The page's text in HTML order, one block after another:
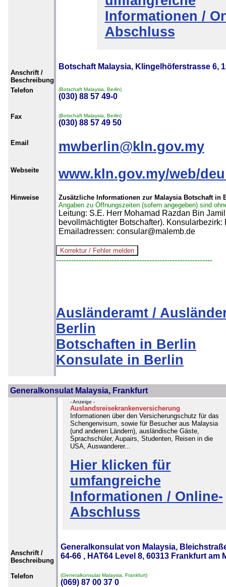
Informationen /
Abschluss
Anschrift /
Beschreibung
Botschaft Malaysia, Klingelhöferstrasse 6,
Telefon (Botschaft Malaysia, Berlin)
(030) 88 57 49-0
Fax (Botschaft Malaysia, Berlin)
(030) 88 57 49 50
Email mwberlin@kln.gov.my
Webseite www.kln.gov.my/web/
Hinweise
Zusätzliche Informationen zur Malaysia Botschaft in
Angaben zu Öffnungszeiten (sofern angegeben) sind
Leitung: S.E. Herr Mohamad Razdan Bin
bevollmächtigter Botschafter).
Emailadressen: consular@malemb.de
--------------------------------------------------------------
Ausländeramt /
Berlin
Botschaften in Berlin
Konsulate in Berlin
Generalkonsulat Malaysia, Frankfurt
- Anzeige -
Auslandsreisekrankenversicherung
Informationen über den Versicherungschutz für das
Schengenvisum, sowie für Besucher aus Malaysia
(und anderen Ländern), ausländische Gäste,
Sprachschüler, Aupairs, Studenten, Reisen in die
USA, Auswanderer...
Hier klicken für
umfangreiche
Informationen / Online-
Abschluss
Anschrift /
Beschreibung
Generalkonsulat von Malaysia,
64-66 , HAT64 Level 8, 60313 Frankfurt am
Telefon (Generalkonsulat Malaysia, Frankfurt)
(069) 87 00 37 0